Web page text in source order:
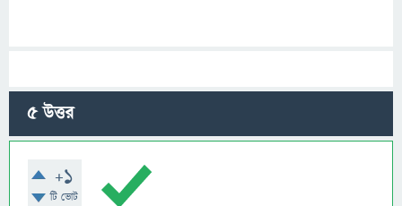
5উত্তর
+1
টি ভোট